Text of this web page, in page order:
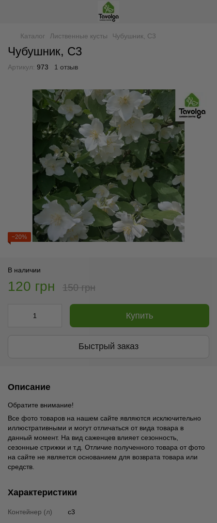
Каталог Лиственные кусты Чубушник, С3
Чубушник, С3
Артикул: 973 1 отзыв
−20%
В наличии
120 грн 150 грн
Купить
Быстрый заказ
Описание
Обратите внимание!
Все фото товаров на нашем сайте являются исключительно
иллюстративными и могут отличаться от вида товара в
данный момент. На вид саженцев влияет сезонность,
сезонные стрижки и т.д. Отличие полученного товара от фото
на сайте не является основанием для возврата товара или
средств.
Характеристики
Контейнер (л) с3